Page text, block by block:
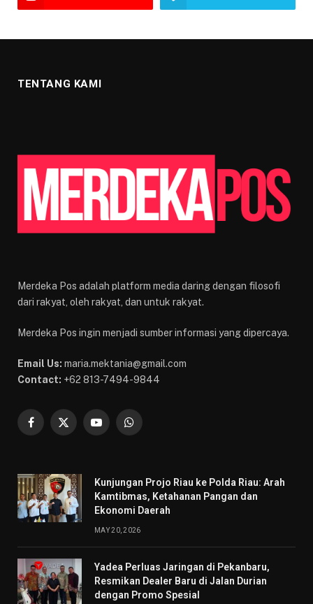
TENTANG KAMI
Merdeka Pos adalah platform media daring dengan filosofi
dari rakyat, oleh rakyat, dan untuk rakyat.
Merdeka Pos ingin menjadi sumber informasi yang dipercaya.
Email Us: maria.mektania@gmail.com
Contact: +62 813-7494-9844
Facebook
X
YouTubeWhatsApp
Kunjungan Projo Riau ke Polda Riau: Arah
Kamtibmas, Ketahanan Pangan dan
Ekonomi Daerah
MAY 20, 2026
Yadea Perluas Jaringan di Pekanbaru,
Resmikan Dealer Baru di Jalan Durian
dengan Promo Spesial